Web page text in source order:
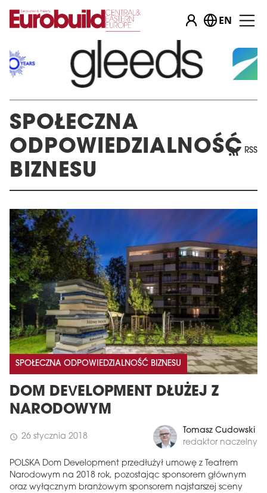
EN
SPOŁECZNA
ODPOWIEDZIALNOŚĆ
BIZNESU
RSS
SPOŁECZNA ODPOWIEDZIALNOŚĆ BIZNESU
DOM DEVELOPMENT DŁUŻEJ Z
NARODOWYM
schedule 26 stycznia 2018
Tomasz Cudowski
redaktor naczelny
POLSKA Dom Development przedłużył umowę z Teatrem
Narodowym na 2018 rok, pozostając sponsorem głównym
oraz wyłącznym branżowym sponsorem najstarszej sceny